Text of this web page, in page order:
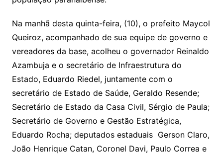
Na manhã desta quinta-feira, (10), o prefeito Maycol
Queiroz, acompanhado de sua equipe de governo e
vereadores da base, acolheu o governador Reinaldo
Azambuja e o secretário de Infraestrutura do
Estado, Eduardo Riedel, juntamente com o
secretário de Estado de Saúde, Geraldo Resende;
Secretário de Estado da Casa Civil, Sérgio de Paula;
Secretário de Governo e Gestão Estratégica,
Eduardo Rocha; deputados estaduais Gerson Claro,
João Henrique Catan, Coronel Davi, Paulo Correa e